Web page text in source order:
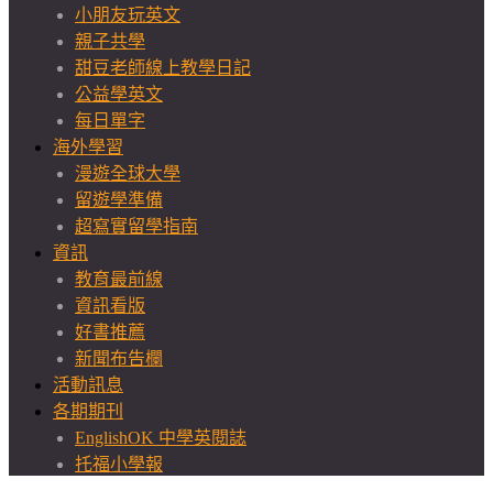
小朋友玩英文
親子共學
甜豆老師線上教學日記
公益學英文
每日單字
海外學習
漫遊全球大學
留遊學準備
超寫實留學指南
資訊
教育最前線
資訊看版
好書推薦
新聞布告欄
活動訊息
各期期刊
EnglishOK 中學英閱誌
托福小學報